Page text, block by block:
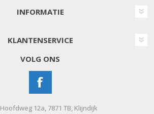
INFORMATIE
KLANTENSERVICE
VOLG ONS
Hoofdweg 12a, 7871 TB, Klijndijk